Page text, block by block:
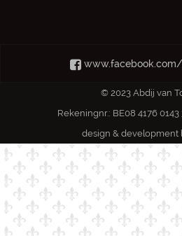
© 2023 Abdij van
Rekeningnr.: BE08 4176 0143
design & development